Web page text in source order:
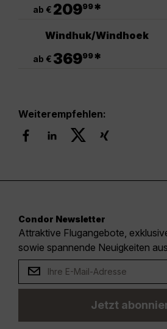
ab € 20999*
Windhuk/Windhoek
ab € 36999*
Weiterempfehlen:
Condor Newsletter
Attraktive Flugangebote,
sowie spannende Neuigkeiten
Jetzt